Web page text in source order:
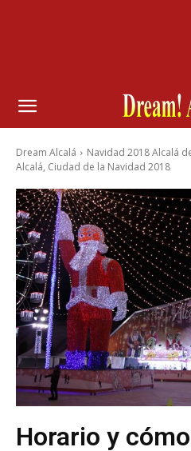
Dream Alcalá Navidad 2018 Alcalá
Alcalá, Ciudad de la Navidad 2018
Horario y